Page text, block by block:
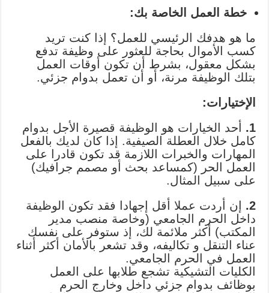
خطة العمل الخاصة بك:
ما هو هدفك الرئيسي للعمل؟ إذا كنت تريد
كسب الأموال بحاجة للعثور على وظيفة تدفع
بشكل معقول، بشرط أن تكون أوقات العمل
بتلك الوظيفة مرنة، أو أن تعمل بدوام جزئي.
الإختيارات:
1.
أحد الخيارات هو الوظيفة قصيرة الأجل بدوام
كامل خلال العطلة الصيفية. إذا كان لديك بالفعل
المهارات والخبرات اللازمة قد تكون قادرا على
العمل الحر (كمساعد بحث أو مصمم جرافيك)
على سبيل المثال.
2.
إن أردت عملا أقل إجهادا فقد تكون الوظيفة
داخل الحرم الجامعي (وخاصة منصب مدير
المكتب) أكثر ملائمة لك، إذ ستوفر على نفسك
عناء التنقل و تكاليفه، وقد تشعر بالأمان أكثر أثناء
العمل في الحرم الجامعي.
الكليات التشيكية تشجع طلابها على العمل
بوظائف بدوام جزئي داخل وخارج الحرم